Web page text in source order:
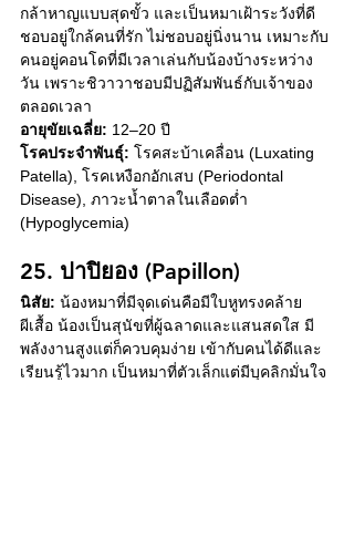
กล้าหาญแบบสุดขั้ว และเป็นหมาเฝ้าระวังที่ดี
ชอบอยู่ใกล้คนที่รัก ไม่ชอบอยู่นิ่งนาน เหมาะกับ
คนอยู่คอนโดที่มีเวลาเล่นกับน้องบ้างระหว่าง
วัน เพราะชิวาวาชอบมีปฏิสัมพันธ์กับเจ้าของ
ตลอดเวลา
อายุขัยเฉลี่ย: 12–20 ปี
โรคประจำพันธุ์: โรคสะบ้าเคลื่อน (Luxating
Patella), โรคเหงือกอักเสบ (Periodontal
Disease), ภาวะน้ำตาลในเลือดต่ำ
(Hypoglycemia)
25. ปาปิยอง (Papillon)
นิสัย: น้องหมาที่มีจุดเด่นคือมีใบหูทรงคล้าย
ผีเสื้อ น้องเป็นสุนัขที่ผู้ฉลาดและแสนสดใส มี
พลังงานสูงแต่ก็ควบคุมง่าย เข้ากับคนได้ดีและ
เรียนรู้ไวมาก เป็นหมาที่ตัวเล็กแต่มีบุคลิกมั่นใจ